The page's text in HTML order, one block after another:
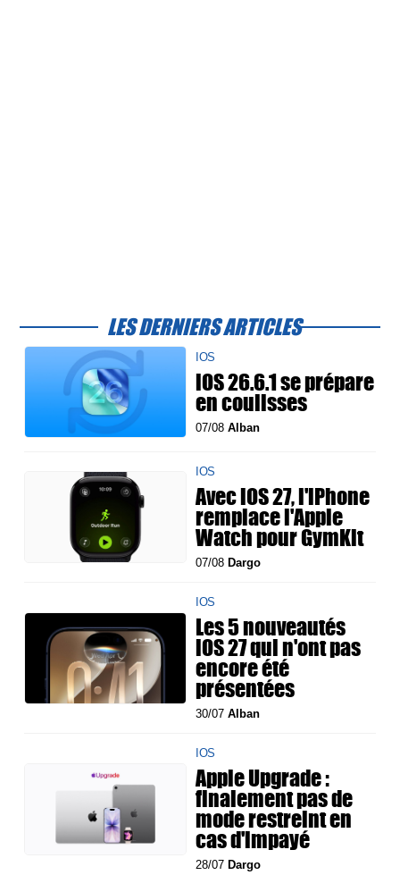
LES DERNIERS ARTICLES
IOS
iOS 26.6.1 se prépare
en coulisses
07/08Alban
IOS
Avec iOS 27, l'iPhone
remplace l'Apple
Watch pour GymKit
07/08 Dargo
IOS
Les 5 nouveautés
iOS 27 qui n'ont pas
encore été
présentées
30/07Alban
IOS
Apple Upgrade :
finalement pas de
mode restreint en
cas d'impayé
28/07 Dargo